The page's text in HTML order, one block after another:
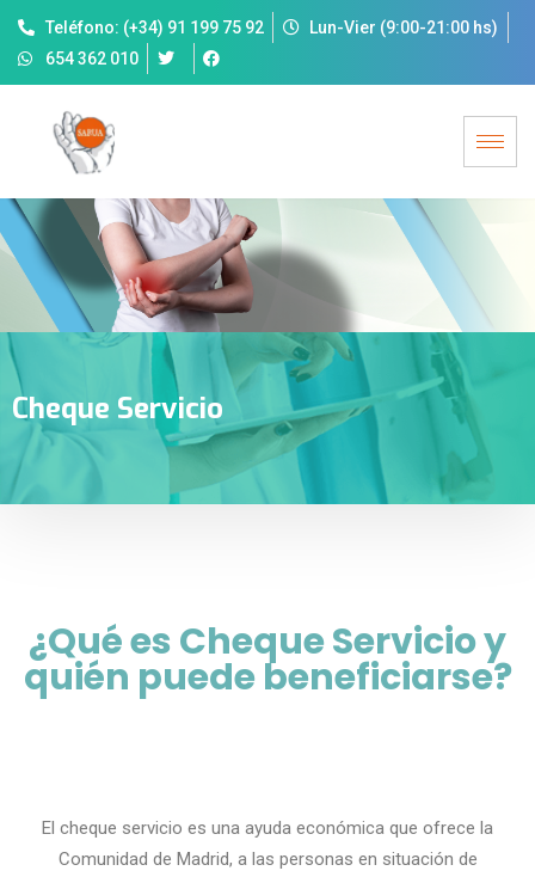
Teléfono: (+34) 91 199 75 92
Lun-Vier (9:00-21:00 hs)
654 362 010
Cheque Servicio
¿Qué es Cheque Servicio y
quién puede beneficiarse?
El cheque servicio es una ayuda económica que ofrece la
Comunidad de Madrid, a las personas en situación de